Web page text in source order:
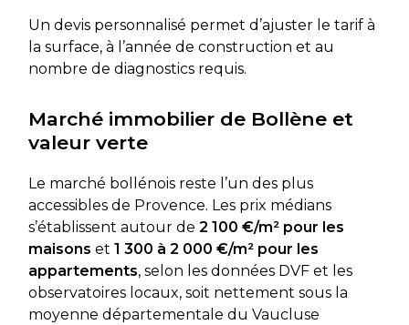
Un devis personnalisé permet d’ajuster le tarif à
la surface, à l’année de construction et au
nombre de diagnostics requis.
Marché immobilier de Bollène et
valeur verte
Le marché bollénois reste l’un des plus
accessibles de Provence. Les prix médians
s’établissent autour de 2 100 €/m² pour les
maisons et 1 300 à 2 000 €/m² pour les
appartements, selon les données DVF et les
observatoires locaux, soit nettement sous la
moyenne départementale du Vaucluse